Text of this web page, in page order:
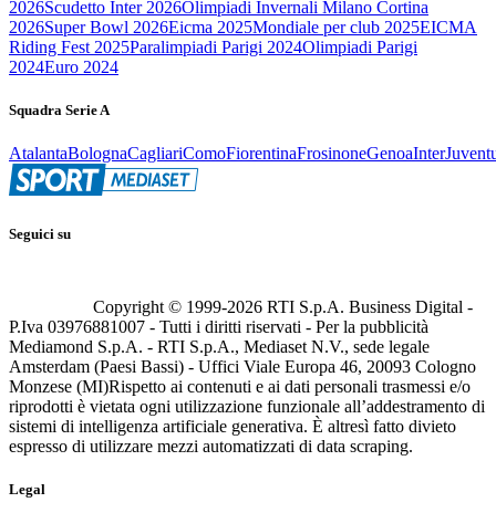
2026Scudetto Inter 2026Olimpiadi Invernali Milano Cortina
2026Super Bowl 2026Eicma 2025Mondiale per club 2025EICMA
Riding Fest 2025Paralimpiadi Parigi 2024Olimpiadi Parigi
2024Euro 2024
Squadra Serie A
AtalantaBolognaCagliariComoFiorentinaFrosinoneGenoaInter
Seguici su
Copyright © 1999-2026 RTI S.p.A. Business Digital -
P.Iva 03976881007 - Tutti i diritti riservati - Per la pubblicità
Mediamond S.p.A. - RTI S.p.A., Mediaset N.V., sede legale
Amsterdam (Paesi Bassi) - Uffici Viale Europa 46, 20093 Cologno
Monzese (MI)Rispetto ai contenuti e ai dati personali trasmessi e/o
riprodotti è vietata ogni utilizzazione funzionale all’addestramento di
sistemi di intelligenza artificiale generativa. È altresì fatto divieto
espresso di utilizzare mezzi automatizzati di data scraping.
Legal